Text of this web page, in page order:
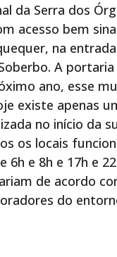
da Serra dos
acesso bem
na
A
ano, esse
existe apenas
no início da
os locais
e 8h e 17h e
de acordo
do